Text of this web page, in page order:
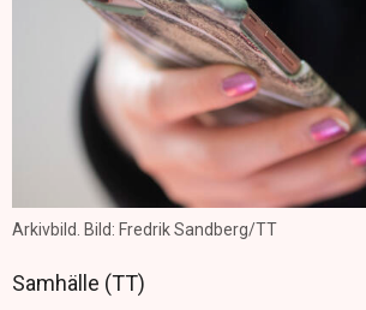
Arkivbild. Bild: Fredrik Sandberg/TT
Samhälle (TT)